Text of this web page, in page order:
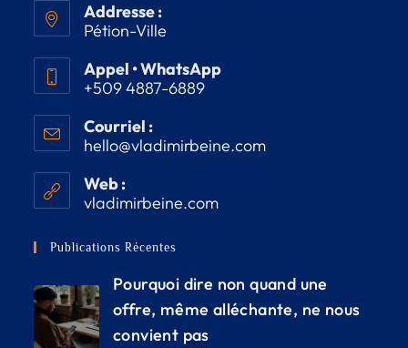
Addresse :
Pétion-Ville
Appel • WhatsApp
+509 4887-6889
Courriel :
hello@vladimirbeine.com
Web :
vladimirbeine.com
Publications Récentes
Pourquoi dire non quand une
offre, même alléchante, ne nous
convient pas